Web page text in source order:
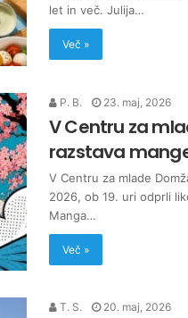
let in več. Julija…
Več »
P. B. 23. maj, 2026
V Centru za
razstava
V Centru za mlade
2026, ob 19. uri odprli
Manga…
Več »
T. S. 20. maj, 2026